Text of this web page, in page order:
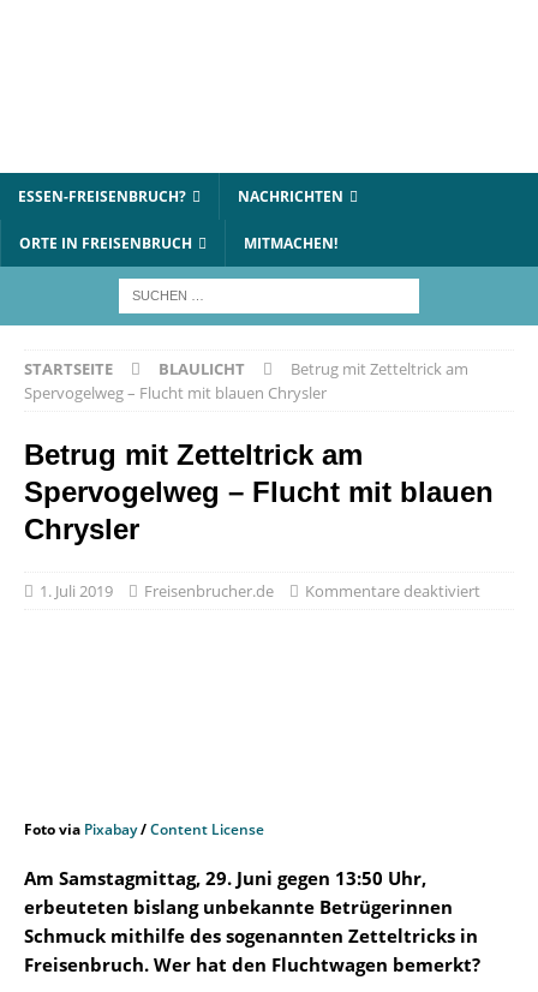
ESSEN-FREISENBRUCH? NACHRICHTEN
ORTE IN FREISENBRUCH MITMACHEN!
STARTSEITE BLAULICHT
Betrug mit Zetteltrick am
Spervogelweg – Flucht mit blauen Chrysler
Betrug mit Zetteltrick am
Spervogelweg – Flucht mit blauen
Chrysler
1. Juli 2019 Freisenbrucher.de Kommentare deaktiviert
Foto via Pixabay/Content License
Am Samstagmittag, 29. Juni gegen 13:50 Uhr,
erbeuteten bislang unbekannte Betrügerinnen
Schmuck mithilfe des sogenannten Zetteltricks in
Freisenbruch. Wer hat den Fluchtwagen bemerkt?